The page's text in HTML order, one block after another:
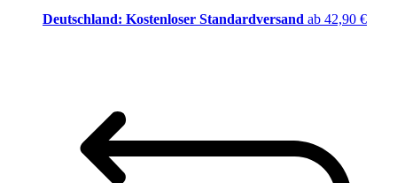
Deutschland: Kostenloser Standardversand ab 42,90 €